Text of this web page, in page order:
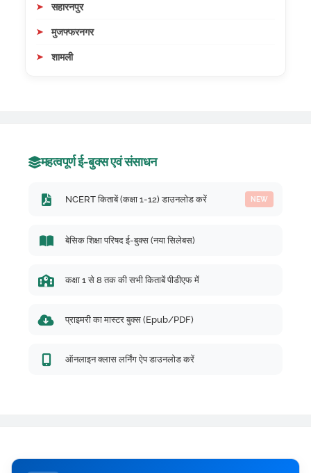
सहारनपुर
मुजफ्फरनगर
शामली
महत्वपूर्ण ई-बुक्स एवं संसाधन
NCERT किताबें (कक्षा 1-12) डाउनलोड करें NEW
बेसिक शिक्षा परिषद ई-बुक्स (नया सिलेबस)
कक्षा 1 से 8 तक की सभी किताबें पीडीएफ में
प्राइमरी का मास्टर बुक्स (Epub/PDF)
ऑनलाइन क्लास लर्निंग ऐप डाउनलोड करें